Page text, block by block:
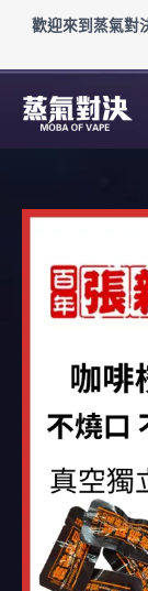
要
歡迎來到蒸氣對
正